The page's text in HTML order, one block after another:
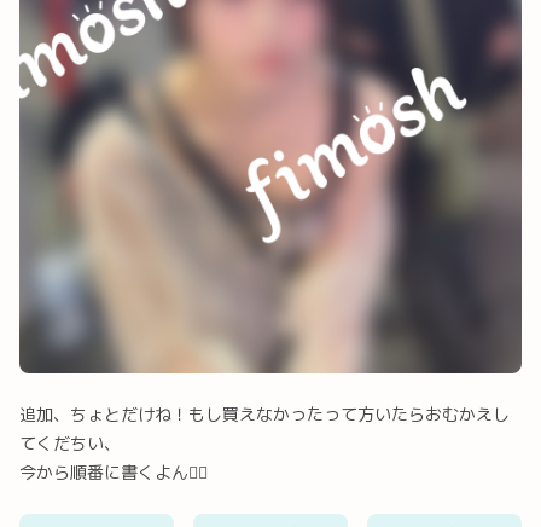
追加、ちょとだけね！もし買えなかったって方いたらおむかえし
てくだちい、
今から順番に書くよん✌🏻
Twitter LINE メール Facebook